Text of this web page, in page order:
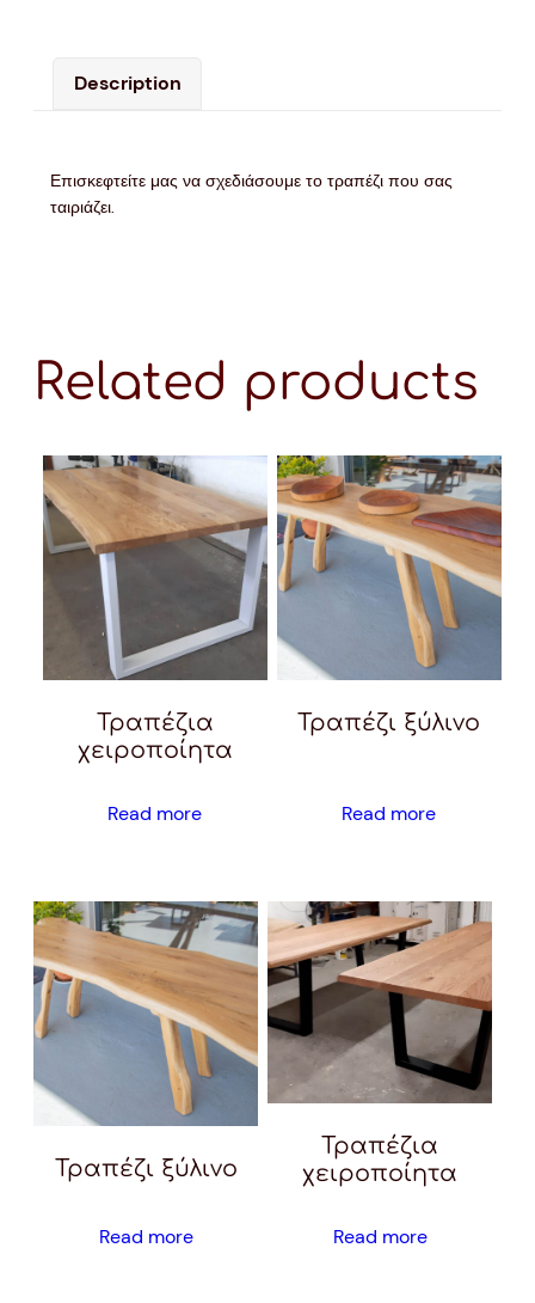
Description
Επισκεφτείτε μας να σχεδιάσουμε το τραπέζι που σας
ταιριάζει.
Related products
Τραπέζια
χειροποίητα
Read more
Τραπέζι ξύλινο
Read more
Τραπέζι ξύλινο
Read more
Τραπέζια
χειροποίητα
Read more